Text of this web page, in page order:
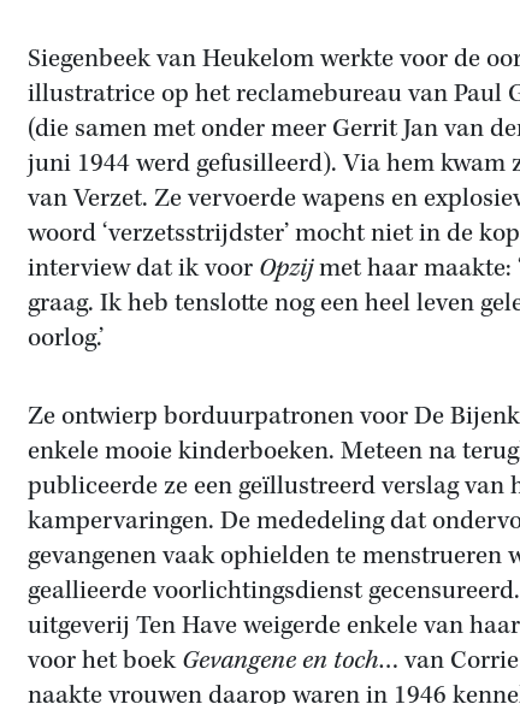
Siegenbeek van Heukelom werkte voor de
illustratrice op het reclamebureau van Paul
(die samen met onder meer Gerrit Jan van
juni 1944 werd gefusilleerd). Via hem kwam
van Verzet. Ze vervoerde wapens en
woord ‘verzetsstrijdster’ mocht niet in de
interview dat ik voor Opzijmet haar maakte:
graag. Ik heb tenslotte nog een heel leven
oorlog.’
Ze ontwierp borduurpatronen voor De
enkele mooie kinderboeken. Meteen na
publiceerde ze een geïllustreerd verslag van
kampervaringen. De mededeling dat
gevangenen vaak ophielden te menstrueren
geallieerde voorlichtingsdienst
uitgeverij Ten Have weigerde enkele van
voor het boekGevangene en toch… van
naakte vrouwen daarop waren in 1946